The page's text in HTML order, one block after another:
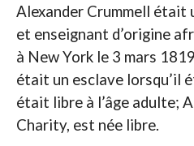
Alexander Crummell était
et enseignant d’origine
à New York le 3 mars
était un esclave lorsqu’il
était libre à l’âge adulte;
Charity, est née libre.